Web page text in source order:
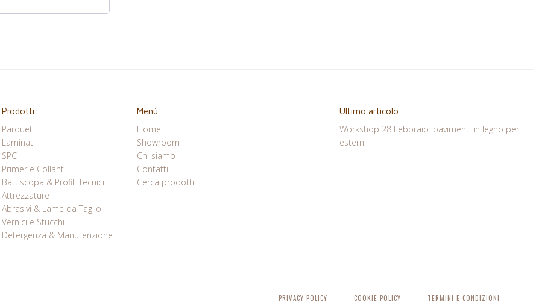
Prodotti
Parquet
Laminati
SPC
Primer e Collanti
Battiscopa & Profili Tecnici
Attrezzature
Abrasivi & Lame da Taglio
Vernici e Stucchi
Detergenza & Manutenzione
Menù
Home
Showroom
Chi siamo
Contatti
Cerca prodotti
Ultimo articolo
Workshop 28 Febbraio: pavimenti in legno per
esterni
PRIVACY POLICY COOKIE POLICY TERMINI E CONDIZIONI